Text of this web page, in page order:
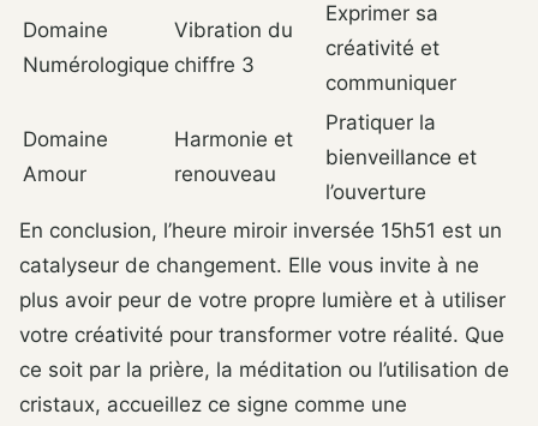
Domaine
Numérologique
Vibration du
chiffre 3
Exprimer sa
créativité et
communiquer
Domaine
Amour
Harmonie et
renouveau
Pratiquer la
bienveillance et
l’ouverture
En conclusion, l’heure miroir inversée 15h51 est un
catalyseur de changement. Elle vous invite à ne
plus avoir peur de votre propre lumière et à utiliser
votre créativité pour transformer votre réalité. Que
ce soit par la prière, la méditation ou l’utilisation de
cristaux, accueillez ce signe comme une